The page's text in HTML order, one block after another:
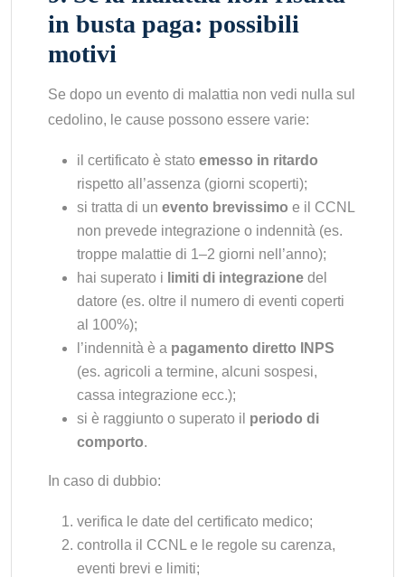
in busta paga: possibili
motivi
Se dopo un evento di malattia non vedi nulla sul
cedolino, le cause possono essere varie:
il certificato è stato emesso in ritardo
rispetto all’assenza (giorni scoperti);
si tratta di un evento brevissimo e il CCNL
non prevede integrazione o indennità (es.
troppe malattie di 1–2 giorni nell’anno);
hai superato i limiti di integrazione del
datore (es. oltre il numero di eventi coperti
al 100%);
l’indennità è a pagamento diretto INPS
(es. agricoli a termine, alcuni sospesi,
cassa integrazione ecc.);
si è raggiunto o superato il periodo di
comporto.
In caso di dubbio:
verifica le date del certificato medico;
controlla il CCNL e le regole su carenza,
eventi brevi e limiti;